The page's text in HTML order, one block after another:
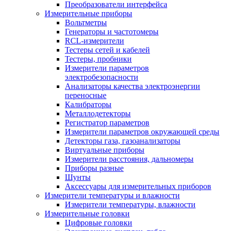
Преобразователи интерфейса
Измерительные приборы
Вольтметры
Генераторы и частотомеры
RCL-измерители
Тестеры сетей и кабелей
Тестеры, пробники
Измерители параметров
электробезопасности
Анализаторы качества электроэнергии
переносные
Калибраторы
Металлодетекторы
Регистратор параметров
Измерители параметров окружающей среды
Детекторы газа, газоанализаторы
Виртуальные приборы
Измерители расстояния, дальномеры
Приборы разные
Шунты
Аксессуары для измерительных приборов
Измерители температуры и влажности
Измерители температуры, влажности
Измерительные головки
Цифровые головки